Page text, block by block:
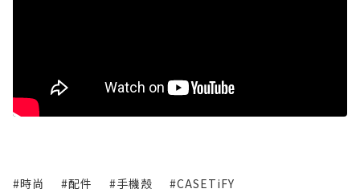
#時尚 #配件 #手機殼 #CASETiFY